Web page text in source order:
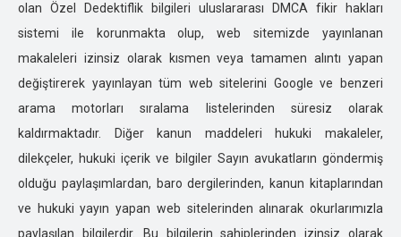
GÜMÜŞHANE ÖZEL DEDEKTİFLİK
HAKKARİ ÖZEL DEDEKTİFLİK
HATAY ÖZEL DEDEKTİFLİK
ISPARTA ÖZEL DEDEKTİFLİK
IĞDIR ÖZEL DEDEKTİFLİK
İSTANBUL ÖZEL DEDEKTİFLİK
İZMİR ÖZEL DEDEKTİFLİK
KARS ÖZEL DEDEKTİFLİK
KASTOMONU ÖZEL DEDEKTİFLİK
olan Özel Dedektiflik bilgileri uluslararası DMCA fikir hakları
sistemi ile korunmakta olup, web sitemizde yayınlanan
makaleleri izinsiz olarak kısmen veya tamamen alıntı yapan
değiştirerek yayınlayan tüm web sitelerini Google ve benzeri
arama motorları sıralama listelerinden süresiz olarak
kaldırmaktadır. Diğer kanun maddeleri hukuki makaleler,
dilekçeler, hukuki içerik ve bilgiler Sayın avukatların göndermiş
olduğu paylaşımlardan, baro dergilerinden, kanun kitaplarından
ve hukuki yayın yapan web sitelerinden alınarak okurlarımızla
paylaşılan bilgilerdir. Bu bilgilerin sahiplerinden izinsiz olarak